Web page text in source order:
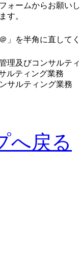
ォームからお願い
す。
」を半角に直して
理及びコンサルテ
ルティング業務
サルティング業務
へ戻る